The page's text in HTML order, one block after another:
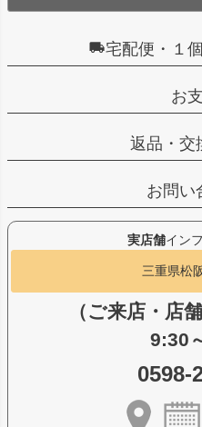
宅配便・１
お
返品・
お問い
実店舗イン
三重県松
（ご来店・店
9:30
0598-